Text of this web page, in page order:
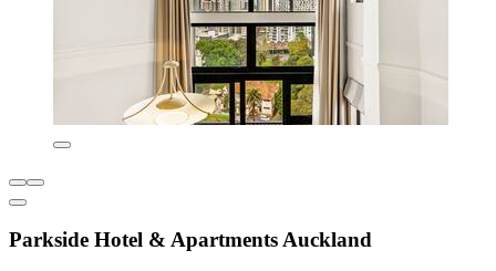
Parkside Hotel & Apartments Auckland